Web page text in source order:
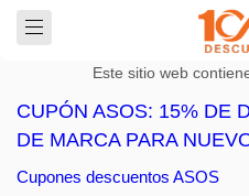
Este sitio web
CUPÓN ASOS: 15% DE
DE MARCA PARA
Cupones descuentos ASOS